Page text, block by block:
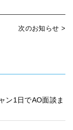
次のお知らせ >
ン1日でAO面談ま